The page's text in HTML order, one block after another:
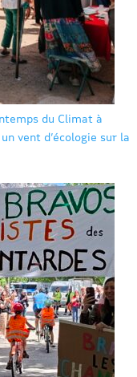
du Climat à
vent d’écologie sur la